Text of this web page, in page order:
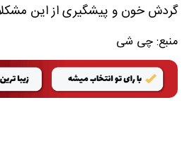
گردش خون و پیشگیری از این
منبع:چی شی